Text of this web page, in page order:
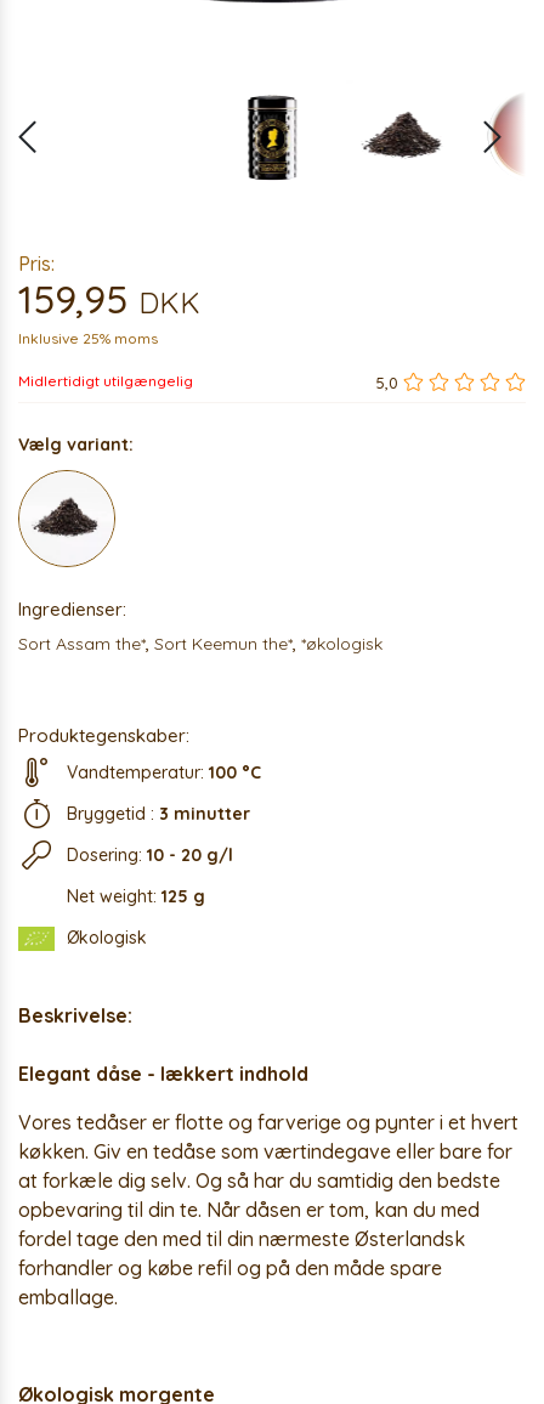
Pris:
159,95 DKK
Inklusive 25% moms
Midlertidigt utilgængelig 5,0
Vælg variant:
Ingredienser:
Sort Assam the*, Sort Keemun the*, *økologisk
Produktegenskaber:
Vandtemperatur: 100 °C
Bryggetid : 3 minutter
Dosering: 10 - 20 g/l
Net weight: 125 g
Økologisk
Beskrivelse:
Elegant dåse - lækkert indhold
Vores tedåser er flotte og farverige og pynter i et hvert
køkken. Giv en tedåse som værtindegave eller bare for
at forkæle dig selv. Og så har du samtidig den bedste
opbevaring til din te. Når dåsen er tom, kan du med
fordel tage den med til din nærmeste Østerlandsk
forhandler og købe refil og på den måde spare
emballage.
Økologisk morgente